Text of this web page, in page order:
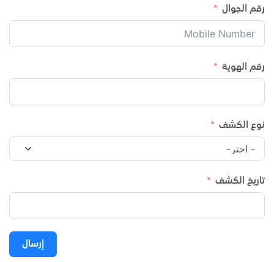
رقم الجوال
رقم الهوية
نوع الكشف
تاريخ الكشف
إرسال